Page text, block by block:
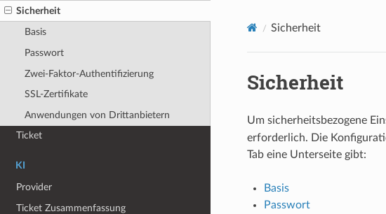
Sicherheit
Basis
Passwort
Zwei-Faktor-Authentifizierung
SSL-Zertifikate
Anwendungen von Drittanbietern
Ticket
KI
Provider
Ticket Zusammenfassung
Sicherheit
Sicherheit
Um sicherheitsbezogene
erforderlich. Die
Tab eine Unterseite gibt:
Basis
Passwort